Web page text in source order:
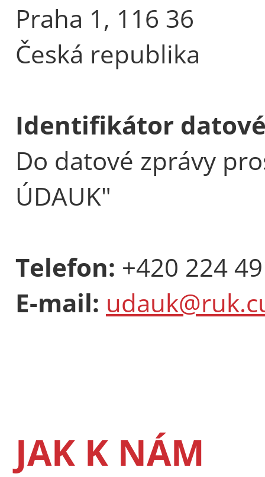
Praha 1, 116 36
Česká republika
Identifikátor
Do datové zprávy
ÚDAUK"
Telefon: +420 224
E-mail:
JAK K NÁM